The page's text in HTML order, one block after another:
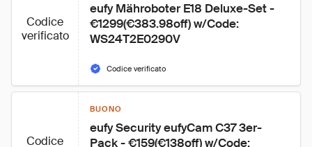
Codice
verificato
eufy Mähroboter E18 Deluxe-Set -
€1299(€383.98off) w/Code:
WS24T2E0290V
Codice verificato
Codice
BUONO
eufy Security eufyCam C37 3er-
Pack - €159(€138off) w/Code: